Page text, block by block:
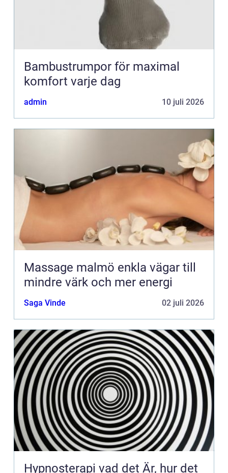
Bambustrumpor för maximal
komfort varje dag
admin 10 juli 2026
Massage malmö enkla vägar till
mindre värk och mer energi
Saga Vinde 02 juli 2026
Hypnosterapi vad det Är, hur det